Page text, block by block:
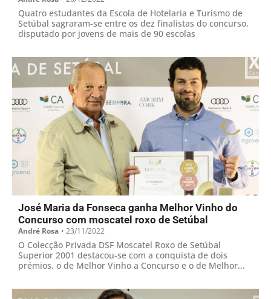
Quatro estudantes da Escola de Hotelaria e Turismo de
Setúbal sagraram-se entre os dez finalistas do concurso,
disputado por jovens de mais de 90 escolas
José Maria da Fonseca ganha Melhor Vinho do
Concurso com moscatel roxo de Setúbal
André Rosa • 23/11/2022
O Colecção Privada DSF Moscatel Roxo de Setúbal
Superior 2001 destacou-se com a conquista de dois
prémios, o de Melhor Vinho a Concurso e o de Melhor